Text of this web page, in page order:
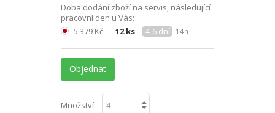
Doba dodání zboží na servis, následující
pracovní den u Vás:
5 379 Kč
12 ks 4-6 dní 14h
Objednat
Množství: